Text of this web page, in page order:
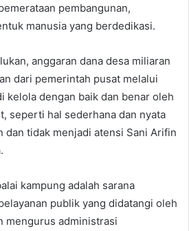
pembangunan,
manusia yang berdedikasi.
anggaran dana desa miliaran
dari pemerintah pusat melalui
kelola dengan baik dan benar oleh
seperti hal sederhana dan nyata
dan tidak menjadi atensi Sani Arifin
kampung adalah sarana
publik yang didatangi oleh
mengurus administrasi